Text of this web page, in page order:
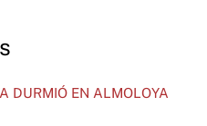
DURMIÓ EN ALMOLOYA